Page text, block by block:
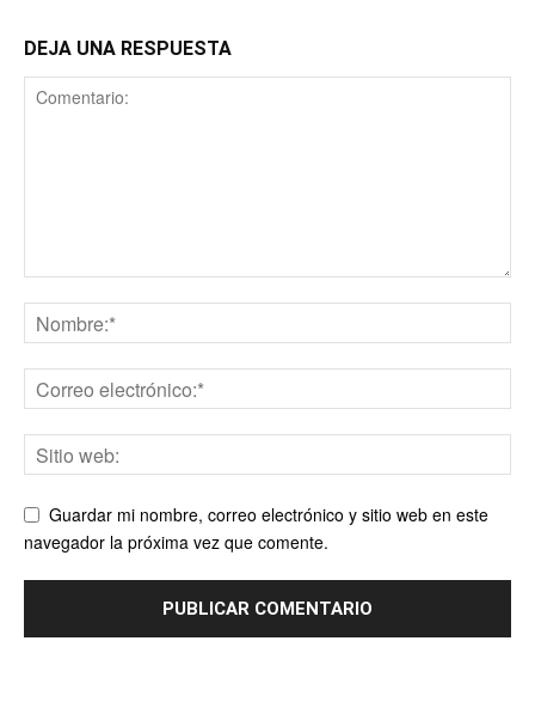
DEJA UNA RESPUESTA
Guardar mi nombre, correo electrónico y sitio web en este
navegador la próxima vez que comente.